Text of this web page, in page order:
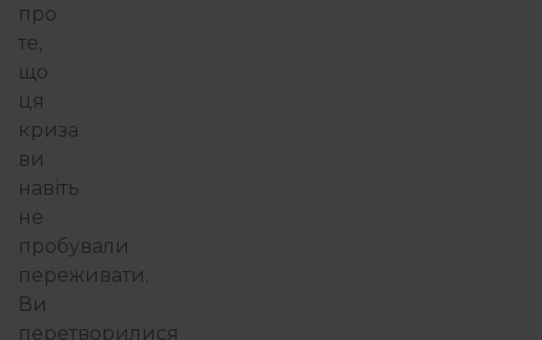
про
те,
що
ця
криза
ви
навіть
не
пробували
переживати.
Ви
перетворилися